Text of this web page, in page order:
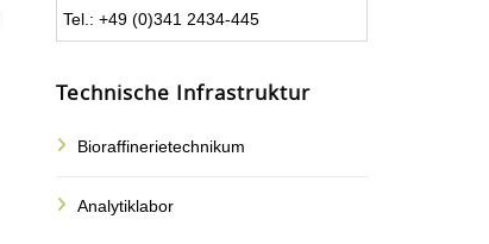
Tel.: +49 (0)341 2434-445
Technische Infrastruktur
Bioraffinerietechnikum
Analytiklabor